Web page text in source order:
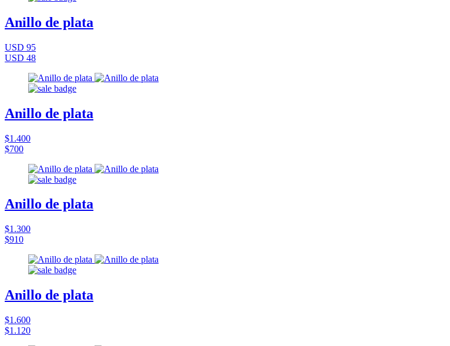
Anillo de plata
USD 95
USD 48
Anillo de plata
$1.400
$700
Anillo de plata
$1.300
$910
Anillo de plata
$1.600
$1.120